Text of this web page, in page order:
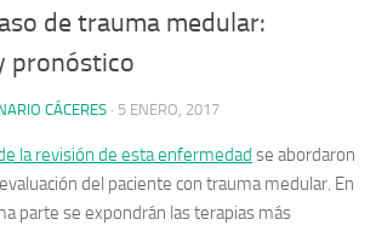
de trauma medular:
pronóstico
CÁCERES · 5 ENERO, 2017
la revisión de esta enfermedad se abordaron
del paciente con trauma medular. En
parte se expondrán las terapias más